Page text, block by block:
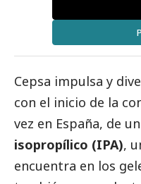
Cepsa impulsa y
con el inicio de la
vez en España, de
isopropílico (IPA),
encuentra en los